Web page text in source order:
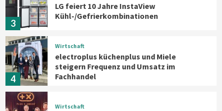
3
LG feiert 10 Jahre InstaView
Kühl-/Gefrierkombinationen
4
Wirtschaft
electroplus küchenplus und Miele
steigern Frequenz und Umsatz im
Fachhandel
Wirtschaft